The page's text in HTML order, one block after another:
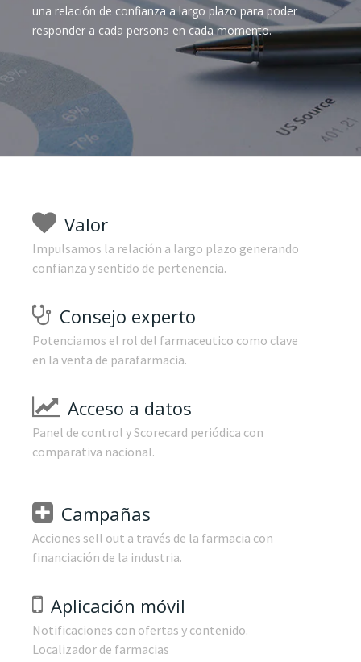
una relación de confianza a largo plazo para poder
responder a cada persona en cada momento.
Valor
Impulsamos la relación a largo plazo generando
confianza y sentido de pertenencia.
Consejo experto
Potenciamos el rol del farmaceutico como clave
en la venta de parafarmacia.
Acceso a datos
Panel de control y Scorecard periódica con
comparativa nacional.
Campañas
Acciones sell out a través de la farmacia con
financiación de la industria.
Aplicación móvil
Notificaciones con ofertas y contenido.
Localizador de farmacias